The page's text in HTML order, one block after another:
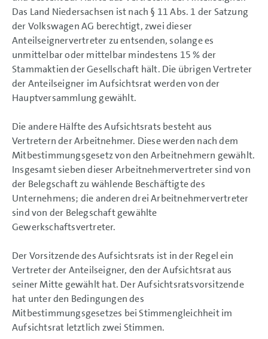
Das Land Niedersachsen ist nach § 11 Abs. 1 der Satzung
der Volkswagen AG berechtigt, zwei dieser
Anteilseignervertreter zu entsenden, solange es
unmittelbar oder mittelbar mindestens 15 % der
Stammaktien der Gesellschaft hält. Die übrigen Vertreter
der Anteilseigner im Aufsichtsrat werden von der
Hauptversammlung gewählt.
Die andere Hälfte des Aufsichtsrats besteht aus
Vertretern der Arbeitnehmer. Diese werden nach dem
Mitbestimmungsgesetz von den Arbeitnehmern gewählt.
Insgesamt sieben dieser Arbeitnehmervertreter sind von
der Belegschaft zu wählende Beschäftigte des
Unternehmens; die anderen drei Arbeitnehmervertreter
sind von der Belegschaft gewählte
Gewerkschaftsvertreter.
Der Vorsitzende des Aufsichtsrats ist in der Regel ein
Vertreter der Anteilseigner, den der Aufsichtsrat aus
seiner Mitte gewählt hat. Der Aufsichtsratsvorsitzende
hat unter den Bedingungen des
Mitbestimmungsgesetzes bei Stimmengleichheit im
Aufsichtsrat letztlich zwei Stimmen.